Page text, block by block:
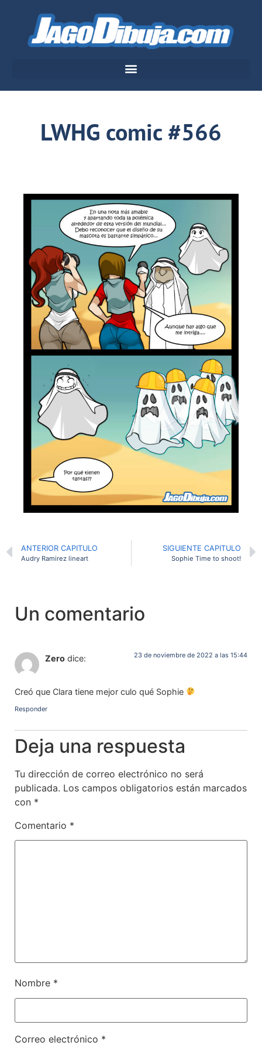
LWHG comic #566
ANTERIOR CAPITULO
Audry Ramirez lineart
SIGUIENTE CAPITULO
Sophie Time to shoot!
Un comentario
Zero dice: 23 de noviembre de 2022 a las 15:44
Creó que Clara tiene mejor culo qué Sophie
Responder
Deja una respuesta
Tu dirección de correo electrónico no será
publicada. Los campos obligatorios están marcados
con *
Comentario *
Nombre *
Correo electrónico *